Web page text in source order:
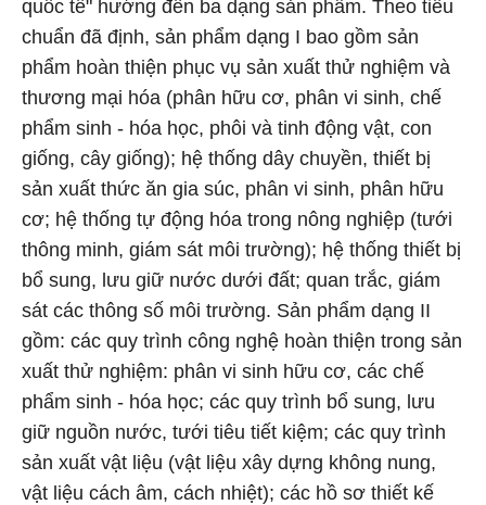
quốc tế" hướng đến ba dạng sản phẩm. Theo tiêu
chuẩn đã định, sản phẩm dạng I bao gồm sản
phẩm hoàn thiện phục vụ sản xuất thử nghiệm và
thương mại hóa (phân hữu cơ, phân vi sinh, chế
phẩm sinh - hóa học, phôi và tinh động vật, con
giống, cây giống); hệ thống dây chuyền, thiết bị
sản xuất thức ăn gia súc, phân vi sinh, phân hữu
cơ; hệ thống tự động hóa trong nông nghiệp (tưới
thông minh, giám sát môi trường); hệ thống thiết bị
bổ sung, lưu giữ nước dưới đất; quan trắc, giám
sát các thông số môi trường. Sản phẩm dạng II
gồm: các quy trình công nghệ hoàn thiện trong sản
xuất thử nghiệm: phân vi sinh hữu cơ, các chế
phẩm sinh - hóa học; các quy trình bổ sung, lưu
giữ nguồn nước, tưới tiêu tiết kiệm; các quy trình
sản xuất vật liệu (vật liệu xây dựng không nung,
vật liệu cách âm, cách nhiệt); các hồ sơ thiết kế